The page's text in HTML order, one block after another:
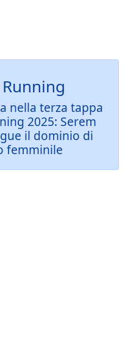
nella terza tappa
2025: Serem
il dominio di
femminile